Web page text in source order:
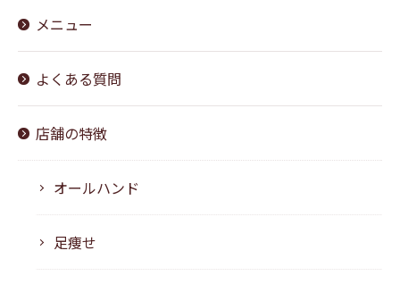
メニュー
よくある質問
店舗の特徴
オールハンド
足痩せ